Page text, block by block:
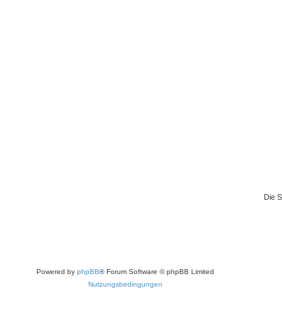
Die
Powered by phpBB® Forum Software © phpBB Limited
Nutzungsbedingungen